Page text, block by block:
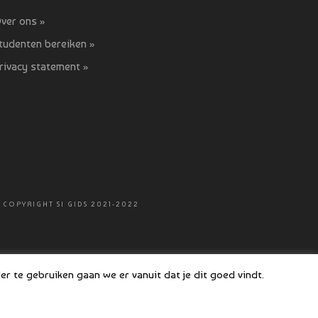
ons »
bereiken »
statement »
SI GIDS 2021-2022
te gebruiken gaan we er vanuit dat je dit goed vindt.